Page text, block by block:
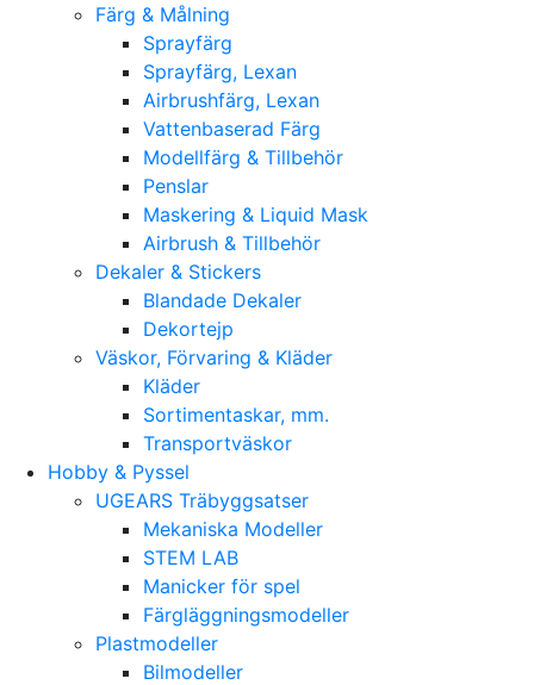
Färg & Målning
Sprayfärg
Sprayfärg, Lexan
Airbrushfärg, Lexan
Vattenbaserad Färg
Modellfärg & Tillbehör
Penslar
Maskering & Liquid Mask
Airbrush & Tillbehör
Dekaler & Stickers
Blandade Dekaler
Dekortejp
Väskor, Förvaring & Kläder
Kläder
Sortimentaskar, mm.
Transportväskor
Hobby & Pyssel
UGEARS Träbyggsatser
Mekaniska Modeller
STEM LAB
Manicker för spel
Färgläggningsmodeller
Plastmodeller
Bilmodeller